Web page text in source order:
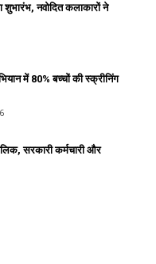
शुभारंभ, नवोदित कलाकारों ने
में 80% बच्चों की स्क्रीनिंग
सरकारी कर्मचारी और